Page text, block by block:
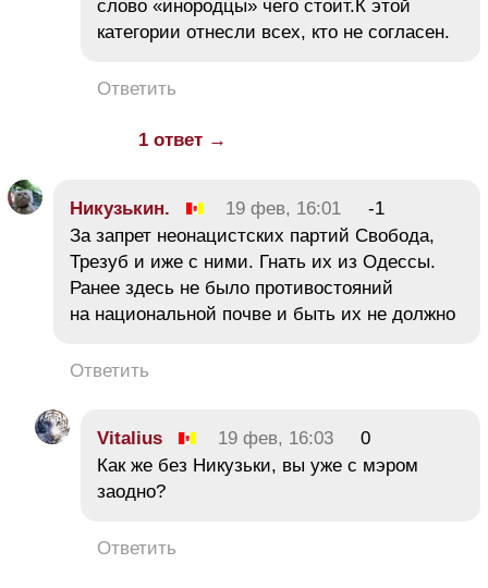
слово «инородцы» чего стоит.К этой
категории отнесли всех, кто не согласен.
Ответить
1 ответ →
Никузькин. 19 фев, 16:01
-1
За запрет неонацистских партий Свобода,
Трезуб и иже с ними. Гнать их из Одессы.
Ранее здесь не было противостояний
на национальной почве и быть их не должно
Ответить
Vitalius 19 фев, 16:03
0
Как же без Никузьки, вы уже с мэром
заодно?
Ответить